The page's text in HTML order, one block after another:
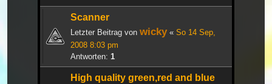
Scanner
Letzter Beitrag von wicky« So 14 Sep,
2008 8:03 pm
Antworten: 1
High quality green,red and blue